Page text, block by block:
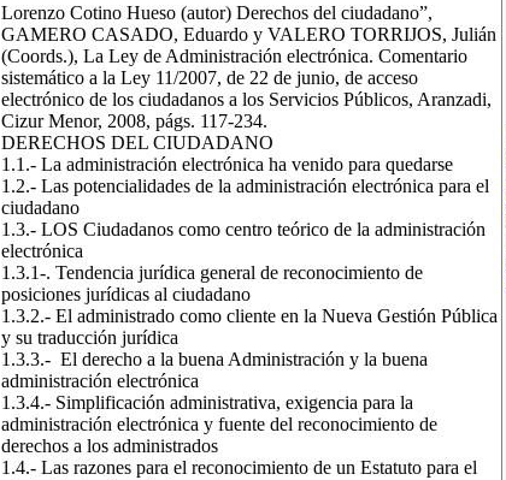
Lorenzo Cotino Hueso (autor) Derechos del ciudadano”,
GAMERO CASADO, Eduardo y VALERO TORRIJOS, Julián
(Coords.), La Ley de Administración electrónica. Comentario
sistemático a la Ley 11/2007, de 22 de junio, de acceso
electrónico de los ciudadanos a los Servicios Públicos, Aranzadi,
Cizur Menor, 2008, págs. 117-234.
DERECHOS DEL CIUDADANO
1.1.- La administración electrónica ha venido para quedarse
1.2.- Las potencialidades de la administración electrónica para el
ciudadano
1.3.- LOS Ciudadanos como centro teórico de la administración
electrónica
1.3.1-. Tendencia jurídica general de reconocimiento de
posiciones jurídicas al ciudadano
1.3.2.- El administrado como cliente en la Nueva Gestión Pública
y su traducción jurídica
1.3.3.- El derecho a la buena Administración y la buena
administración electrónica
1.3.4.- Simplificación administrativa, exigencia para la
administración electrónica y fuente del reconocimiento de
derechos a los administrados
1.4.- Las razones para el reconocimiento de un Estatuto para el